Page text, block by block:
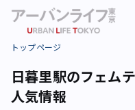
トップページ
日暮里駅のフェム
人気情報